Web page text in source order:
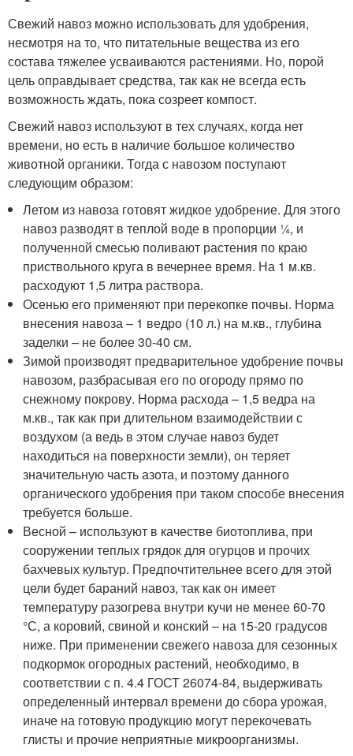
Свежий навоз можно использовать для удобрения,
несмотря на то, что питательные вещества из его
состава тяжелее усваиваются растениями. Но, порой
цель оправдывает средства, так как не всегда есть
возможность ждать, пока созреет компост.
Свежий навоз используют в тех случаях, когда нет
времени, но есть в наличие большое количество
животной органики. Тогда с навозом поступают
следующим образом:
Летом из навоза готовят жидкое удобрение. Для этого
навоз разводят в теплой воде в пропорции ¼, и
полученной смесью поливают растения по краю
приствольного круга в вечернее время. На 1 м.кв.
расходуют 1,5 литра раствора.
Осенью его применяют при перекопке почвы. Норма
внесения навоза – 1 ведро (10 л.) на м.кв., глубина
заделки – не более 30-40 см.
Зимой производят предварительное удобрение почвы
навозом, разбрасывая его по огороду прямо по
снежному покрову. Норма расхода – 1,5 ведра на
м.кв., так как при длительном взаимодействии с
воздухом (а ведь в этом случае навоз будет
находиться на поверхности земли), он теряет
значительную часть азота, и поэтому данного
органического удобрения при таком способе внесения
требуется больше.
Весной – используют в качестве биотоплива, при
сооружении теплых грядок для огурцов и прочих
бахчевых культур. Предпочтительнее всего для этой
цели будет бараний навоз, так как он имеет
температуру разогрева внутри кучи не менее 60-70
°С, а коровий, свиной и конский – на 15-20 градусов
ниже. При применении свежего навоза для сезонных
подкормок огородных растений, необходимо, в
соответствии с п. 4.4 ГОСТ 26074-84, выдерживать
определенный интервал времени до сбора урожая,
иначе на готовую продукцию могут перекочевать
глисты и прочие неприятные микроорганизмы.